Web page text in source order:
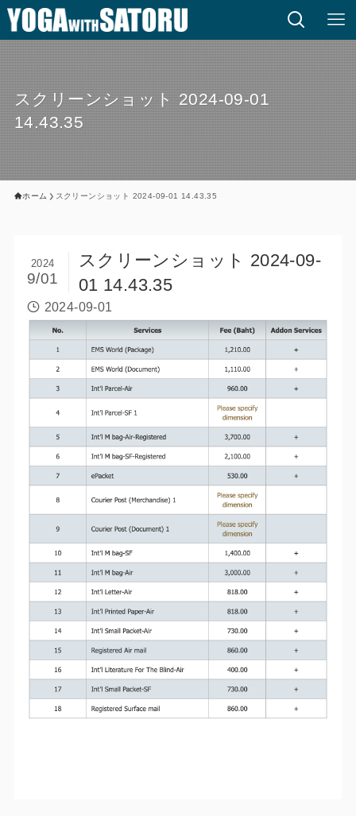
スクリーンショット 2024-09-01
14.43.35
ホーム スクリーンショット 2024-09-01 14.43.35
スクリーンショット 2024-09-
01 14.43.35
2024
9/01
2024-09-01